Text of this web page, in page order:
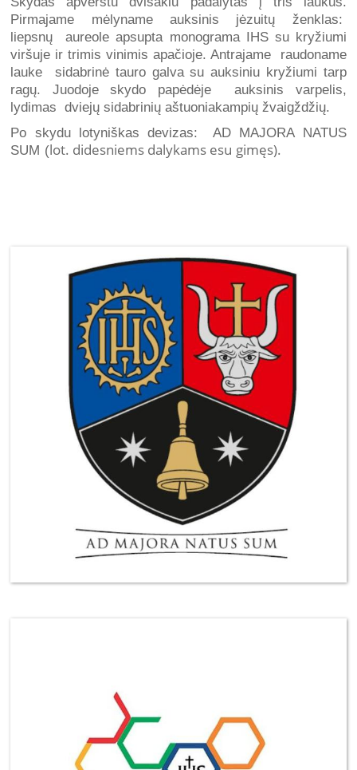
Pirmajame mėlyname auksinis jėzuitų ženklas:
liepsnų aureole apsupta monograma IHS su kryžiumi
viršuje ir trimis vinimis apačioje. Antrajame raudoname
lauke sidabrinė tauro galva su auksiniu kryžiumi tarp
ragų. Juodoje skydo papėdėje auksinis varpelis,
lydimas dviejų sidabrinių aštuoniakampių žvaigždžių.
Po skydu lotyniškas devizas: AD MAJORA NATUS
SUM (lot. didesniems dalykams esu gimęs).